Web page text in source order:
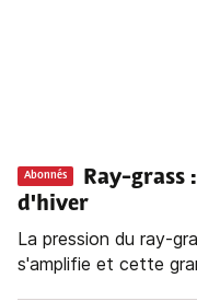
Abonnés
Ray-grass
d'hiver
La pression du ray-
s'amplifie et cette